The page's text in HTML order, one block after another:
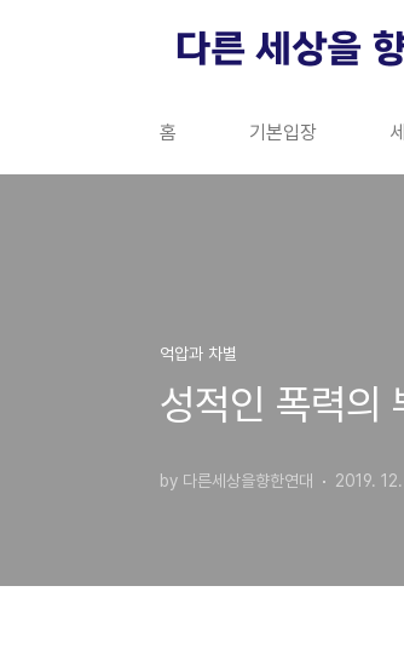
홈 기본입장
억압과 차별
성적인 폭력의
by 다른세상을향한연대 2019.